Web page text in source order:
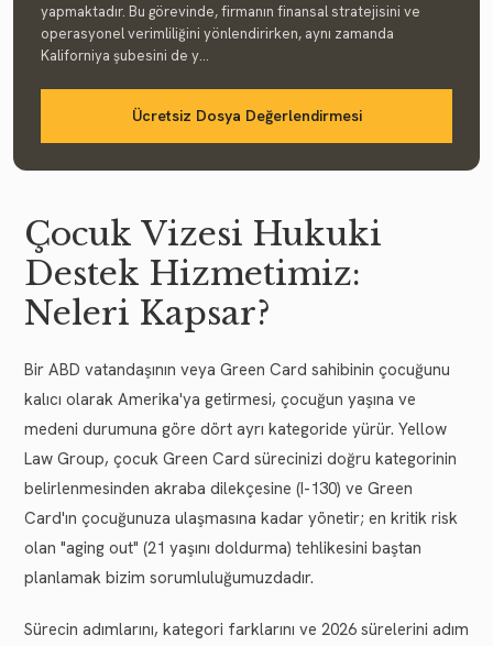
yapmaktadır. Bu görevinde, firmanın finansal stratejisini ve
operasyonel verimliliğini yönlendirirken, aynı zamanda
Kaliforniya şubesini de y...
Ücretsiz Dosya Değerlendirmesi
Çocuk Vizesi Hukuki
Destek Hizmetimiz:
Neleri Kapsar?
Bir ABD vatandaşının veya Green Card sahibinin çocuğunu
kalıcı olarak Amerika'ya getirmesi, çocuğun yaşına ve
medeni durumuna göre dört ayrı kategoride yürür. Yellow
Law Group, çocuk Green Card sürecinizi doğru kategorinin
belirlenmesinden akraba dilekçesine (I-130) ve Green
Card'ın çocuğunuza ulaşmasına kadar yönetir; en kritik risk
olan "aging out" (21 yaşını doldurma) tehlikesini baştan
planlamak bizim sorumluluğumuzdadır.
Sürecin adımlarını, kategori farklarını ve 2026 sürelerini adım